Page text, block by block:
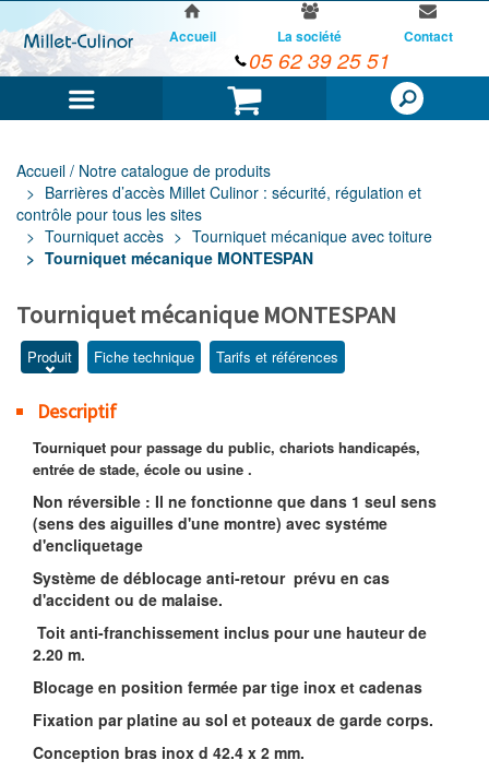
Panier
Accueil La société Contact
05 62 39 25 51
Accueil / Notre catalogue de produits
Barrières d’accès Millet Culinor : sécurité, régulation et
contrôle pour tous les sites
Tourniquet accès
Tourniquet mécanique avec toiture
Tourniquet mécanique MONTESPAN
Tourniquet mécanique MONTESPAN
Produit Fiche technique Tarifs et références
Descriptif
Tourniquet pour passage du public, chariots handicapés,
entrée de stade, école ou usine .
Non réversible : Il ne fonctionne que dans 1 seul sens
(sens des aiguilles d'une montre) avec systéme
d'encliquetage
Système de déblocage anti-retour prévu en cas
d'accident ou de malaise.
Toit anti-franchissement inclus pour une hauteur de
2.20 m.
Blocage en position fermée par tige inox et cadenas
Fixation par platine au sol et poteaux de garde corps.
Conception bras inox d 42.4 x 2 mm.